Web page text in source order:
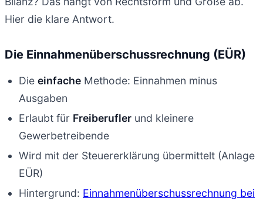
Hier die klare Antwort.
Die Einnahmenüberschussrechnung (EÜR)
Die einfache Methode: Einnahmen minus
Ausgaben
Erlaubt für Freiberufler und kleinere
Gewerbetreibende
Wird mit der Steuererklärung übermittelt (Anlage
EÜR)
Hintergrund: Einnahmenüberschussrechnung bei